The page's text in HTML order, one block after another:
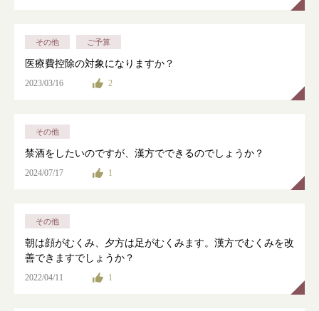
その他 ご予算
医療費控除の対象になりますか？
2023/03/16 2
その他
禁酒をしたいのですが、漢方でできるのでしょうか？
2024/07/17 1
その他
朝は顔がむくみ、夕方は足がむくみます。漢方でむくみを改
善できますでしょうか？
2022/04/11 1